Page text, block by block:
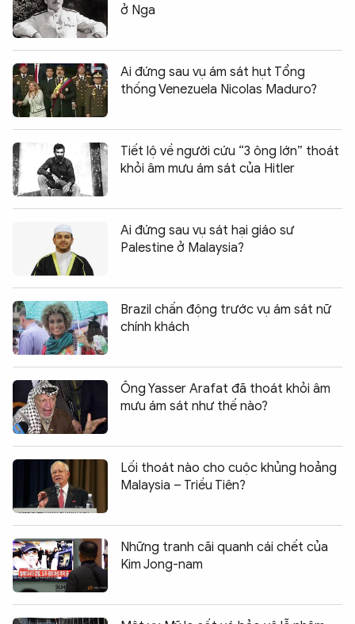
ở Nga
Ai đứng sau vụ ám sát hụt Tổng
thống Venezuela Nicolas Maduro?
Tiết lộ về người cứu “3 ông lớn” thoát
khỏi âm mưu ám sát của Hitler
Ai đứng sau vụ sát hại giáo sư
Palestine ở Malaysia?
Brazil chấn động trước vụ ám sát nữ
chính khách
Ông Yasser Arafat đã thoát khỏi âm
mưu ám sát như thế nào?
Lối thoát nào cho cuộc khủng hoảng
Malaysia – Triều Tiên?
Những tranh cãi quanh cái chết của
Kim Jong-nam